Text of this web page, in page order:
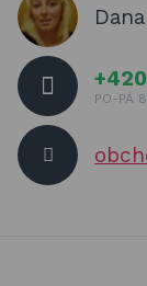
PO-PÁ